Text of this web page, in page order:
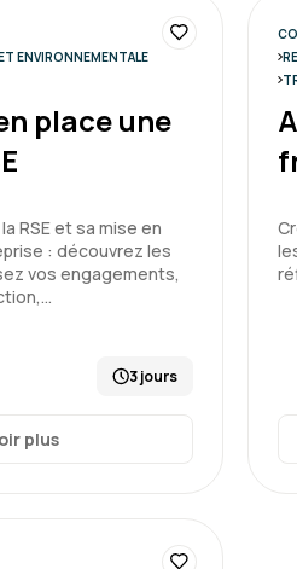
ENVIRONNEMENTALE
place une
RSE et sa mise en
: découvrez les
vos engagements,
3 jours
plus